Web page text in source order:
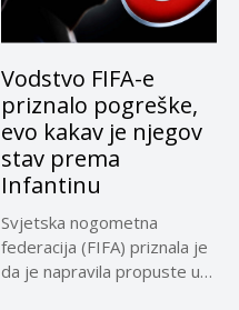
Vodstvo FIFA-e
priznalo pogreške,
evo kakav je njegov
stav prema
Infantinu
Svjetska nogometna
federacija (FIFA) priznala je
da je napravila propuste u